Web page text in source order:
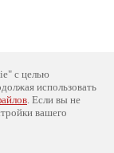
с целью
использовать
. Если вы не
вашего